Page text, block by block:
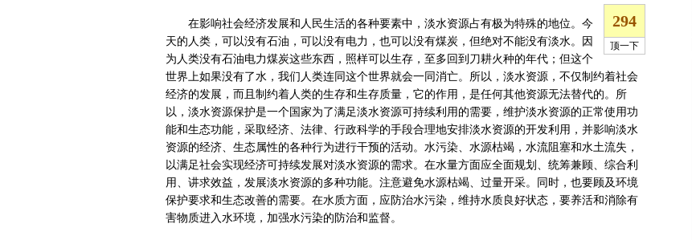
在影响社会经济发展和人民生活的各种要素中，淡水资源占有极为特殊的地位。今
天的人类，可以没有石油，可以没有电力，也可以没有煤炭，但绝对不能没有淡水。因
为人类没有石油电力煤炭这些东西，照样可以生存，至多回到刀耕火种的年代；但这个
世界上如果没有了水，我们人类连同这个世界就会一同消亡。所以，淡水资源，不仅制约着社会
经济的发展，而且制约着人类的生存和生存质量，它的作用，是任何其他资源无法替代的。所
以，淡水资源保护是一个国家为了满足淡水资源可持续利用的需要，维护淡水资源的正常使用功
能和生态功能，采取经济、法律、行政科学的手段合理地安排淡水资源的开发利用，并影响淡水
资源的经济、生态属性的各种行为进行干预的活动。水污染、水源枯竭，水流阻塞和水土流失，
以满足社会实现经济可持续发展对淡水资源的需求。在水量方面应全面规划、统筹兼顾、综合利
用、讲求效益，发展淡水资源的多种功能。注意避免水源枯竭、过量开采。同时，也要顾及环境
保护要求和生态改善的需要。在水质方面，应防治水污染，维持水质良好状态，要养活和消除有
害物质进入水环境，加强水污染的防治和监督。